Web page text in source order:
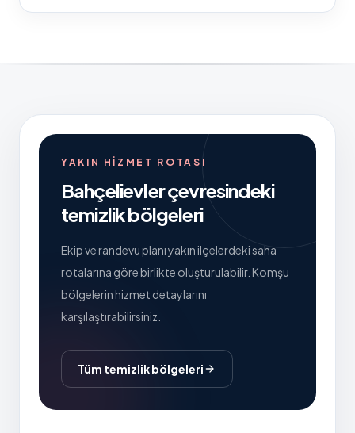
YAKIN HIZMET ROTASI
Bahçelievlerçevresindeki
temizlik bölgeleri
Ekip ve randevu planı yakın ilçelerdeki saha
rotalarına göre birlikte oluşturulabilir. Komşu
bölgelerin hizmet detaylarını
karşılaştırabilirsiniz.
Tüm temizlik bölgeleri